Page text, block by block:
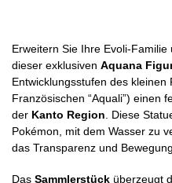
Erweitern Sie Ihre Evoli-
dieser exklusiven Aquana
Entwicklungsstufen des kleinen
Französischen “Aquali”) einen
der Kanto Region . Diese
Pokémon, mit dem Wasser zu
das Transparenz und
Das Sammlerstück überzeugt